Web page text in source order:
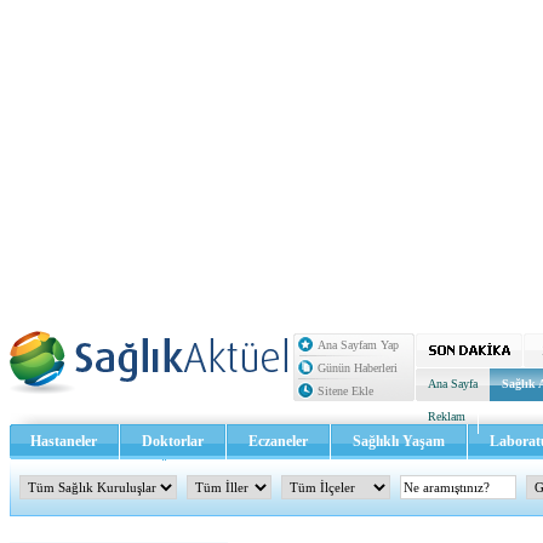
Ana Sayfam Yap
Günün Haberleri
Sitene Ekle
Ana Sayfa Sağlık
Reklam
Hastaneler Doktorlar Eczaneler Sağlıklı Yaşam
Sağlık TV - Video İletişim